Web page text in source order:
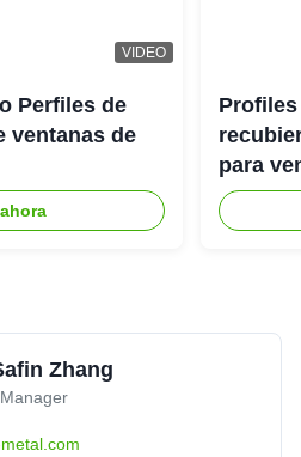
VIDEO
Perfiles de
ventanas de
para
Zhang
Manager